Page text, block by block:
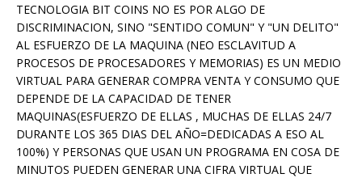
TECNOLOGIA BIT COINS NO ES POR ALGO DE
DISCRIMINACION, SINO "SENTIDO COMUN" Y "UN DELITO"
AL ESFUERZO DE LA MAQUINA (NEO ESCLAVITUD A
PROCESOS DE PROCESADORES Y MEMORIAS) ES UN MEDIO
VIRTUAL PARA GENERAR COMPRA VENTA Y CONSUMO QUE
DEPENDE DE LA CAPACIDAD DE TENER
MAQUINAS(ESFUERZO DE ELLAS , MUCHAS DE ELLAS 24/7
DURANTE LOS 365 DIAS DEL AÑO=DEDICADAS A ESO AL
100%) Y PERSONAS QUE USAN UN PROGRAMA EN COSA DE
MINUTOS PUEDEN GENERAR UNA CIFRA VIRTUAL QUE